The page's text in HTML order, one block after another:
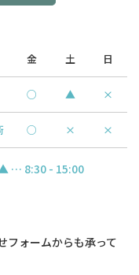
る場合
保のために、セキュリテ
正・削除などをご希望さ
金 土 日
○ ▲ ×
○ × ×
… 8:30 - 15:00
フォームからも承って